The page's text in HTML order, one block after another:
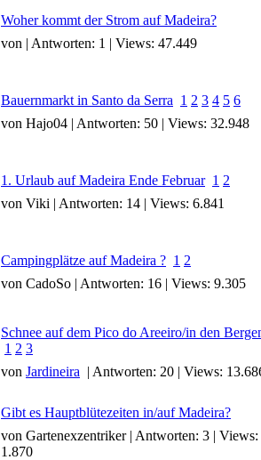
Woher kommt der Strom auf Madeira?
von | Antworten: 1 | Views: 47.449
Bauernmarkt in Santo da Serra 1 2 3 4 5 6
von Hajo04 | Antworten: 50 | Views: 32.948
1. Urlaub auf Madeira Ende Februar 1 2
von Viki | Antworten: 14 | Views: 6.841
Campingplätze auf Madeira ? 1 2
von CadoSo | Antworten: 16 | Views: 9.305
Schnee auf dem Pico do Areeiro/in den
1 2 3
von Jardineira | Antworten: 20 | Views:
Gibt es Hauptblütezeiten in/auf Madeira?
von Gartenexzentriker | Antworten: 3 | Views:
1.870